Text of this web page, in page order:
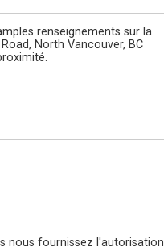
nous fournissez l'autorisation